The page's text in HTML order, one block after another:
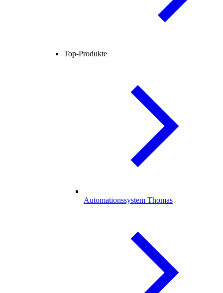
Top-Produkte
Automationssystem Thomas